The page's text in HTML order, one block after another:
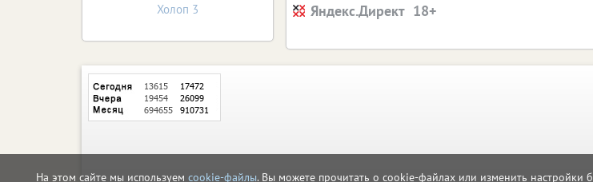
На этом сайте мы используем cookie-файлы. Вы можете прочитать о cookie-файлах или изменить настройки
Яндекс.Директ
Холоп 3